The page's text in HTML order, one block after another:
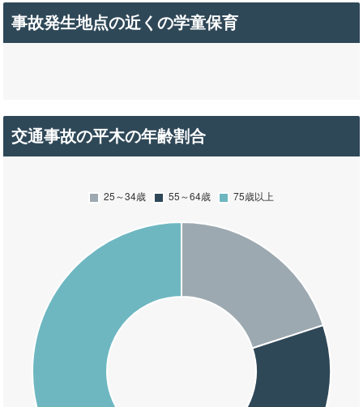
事故発生地点の近くの学童保育
交通事故の平木の年齢割合